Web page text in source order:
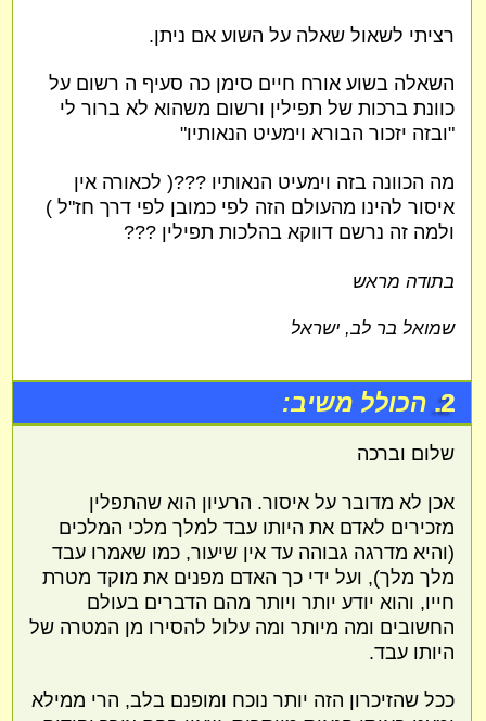
רציתי לשאול שאלה על השוע אם ניתן.
השאלה בשוע אורח חיים סימן כה סעיף ה רשום על
כוונת ברכות של תפילין ורשום משהוא לא ברור לי
"ובזה יזכור הבורא וימעיט הנאותיו"
מה הכוונה בזה וימעיט הנאותיו ???( לכאורה אין
איסור להינו מהעולם הזה לפי כמובן לפי דרך חז"ל )
ולמה זה נרשם דווקא בהלכות תפילין ???
בתודה מראש
שמואל בר לב, ישראל
2. הכולל משיב:
שלום וברכה
אכן לא מדובר על איסור. הרעיון הוא שהתפלין
מזכירים לאדם את היותו עבד למלך מלכי המלכים
(והיא מדרגה גבוהה עד אין שיעור, כמו שאמרו עבד
מלך מלך), ועל ידי כך האדם מפנים את מוקד מטרת
חייו, והוא יודע יותר ויותר מהם הדברים בעולם
החשובים ומה מיותר ומה עלול להסירו מן המטרה של
היותו עבד.
ככל שהזיכרון הזה יותר נוכח ומופנם בלב, הרי ממילא